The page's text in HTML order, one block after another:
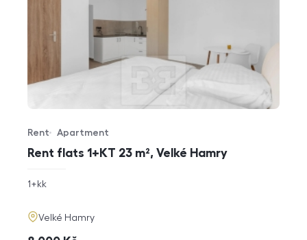
Rent flats 1+KT 23 m², Velké Hamry
Offer type
Rent
Property type
Apartment
rozměry
1+kk
adresa
Velké Hamry